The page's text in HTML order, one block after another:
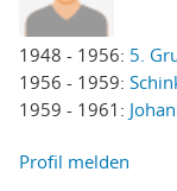
1948 - 1956: 5.
1956 - 1959:
1959 - 1961:
Profil melden